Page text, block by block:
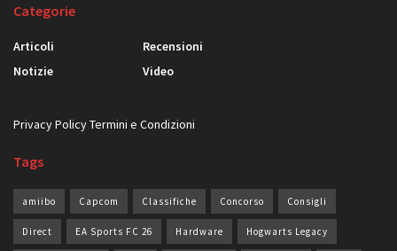
Categorie
Articoli
Notizie
Recensioni
Video
Privacy PolicyTermini e Condizioni
Tags
amiibo Capcom Classifiche Concorso Consigli
Direct EA Sports FC 26 Hardware Hogwarts Legacy